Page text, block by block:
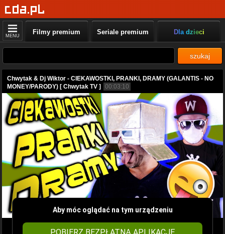
MENU Filmy premium Seriale premium Dla dzieci
szukaj
Chwytak & Dj Wiktor - CIEKAWOSTKI, PRANKI, DRAMY (GALANTIS - NO
MONEY/PARODY) [ Chwytak TV ]
00:03:10
Aby móc oglądać na tym urządzeniu
POBIERZ BEZPŁATNĄ APLIKACJĘ